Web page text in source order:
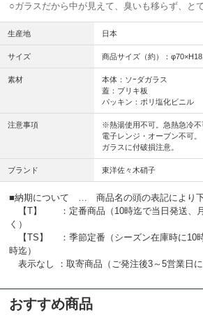
○ガラスだから中が見えて、臭いも移らず、とて
生産地 日本
サイズ 商品サイズ（約）：
素材
本体：ソｰダガラス
蓋：ブリキ板
パッキン：ポリ塩化ビニル
注意事項
※熱湯使用不可。急熱急冷不
電子レンジ・オーブン不可。
ガラスに付破損注意。
ブランド 東洋佐々木硝子
■納期について … 商品名の頭の表記により下
【T】 ：定番商品（10時迄で当日発送、
く）
【TS】 ：季節定番（シーズン在庫時に10
時迄）
表示なし ：取寄商品（ご発注後3～5営業日に
おすすめ商品